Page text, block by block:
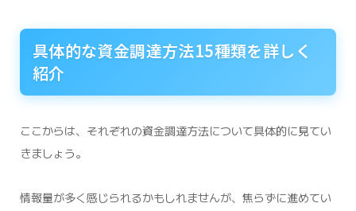
具体的な資金調達方法15種類を詳しく
紹介
ここからは、それぞれの資金調達方法について具体的に見てい
きましょう。
情報量が多く感じられるかもしれませんが、焦らずに進めてい